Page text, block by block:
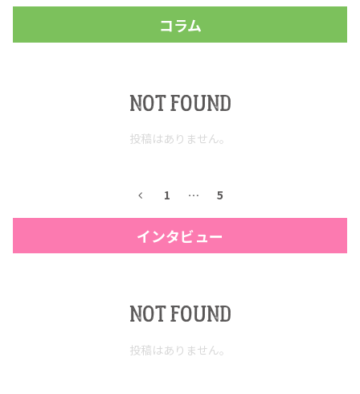
コラム
NOT FOUND
投稿はありません。
1 … 5
インタビュー
NOT FOUND
投稿はありません。